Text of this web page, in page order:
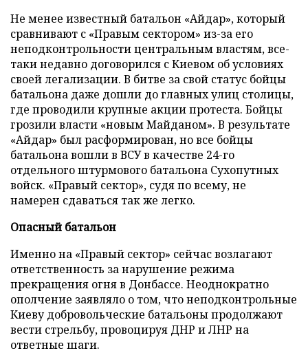
Не менее известный батальон «Айдар», который
сравнивают с «Правым сектором» из-за его
неподконтрольности центральным властям, все-
таки недавно договорился с Киевом об условиях
своей легализации. В битве за свой статус бойцы
батальона даже дошли до главных улиц столицы,
где проводили крупные акции протеста. Бойцы
грозили власти «новым Майданом». В результате
«Айдар» был расформирован, но все бойцы
батальона вошли в ВСУ в качестве 24-го
отдельного штурмового батальона Сухопутных
войск. «Правый сектор», судя по всему, не
намерен сдаваться так же легко.
Опасный батальон
Именно на «Правый сектор» сейчас возлагают
ответственность за нарушение режима
прекращения огня в Донбассе. Неоднократно
ополчение заявляло о том, что неподконтрольные
Киеву добровольческие батальоны продолжают
вести стрельбу, провоцируя ДНР и ЛНР на
ответные шаги.